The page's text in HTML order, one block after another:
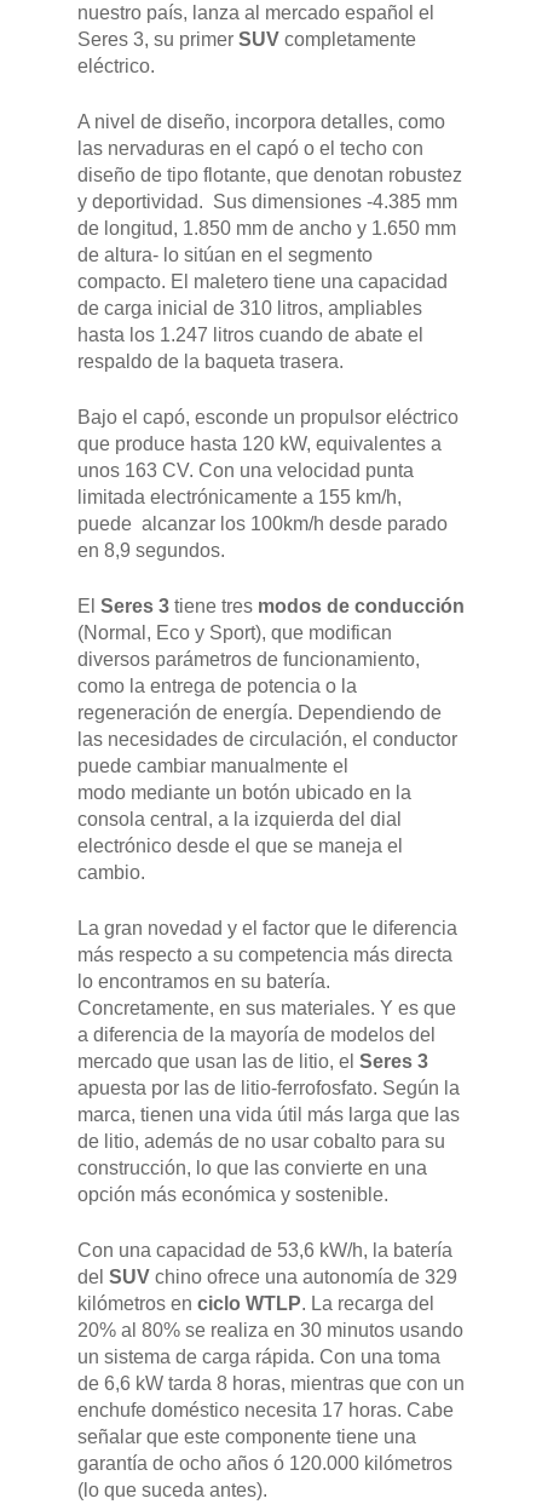
nuestro país, lanza al mercado español el
Seres 3, su primer SUV completamente
eléctrico.
A nivel de diseño, incorpora detalles, como
las nervaduras en el capó o el techo con
diseño de tipo flotante, que denotan robustez
y deportividad. Sus dimensiones -4.385 mm
de longitud, 1.850 mm de ancho y 1.650 mm
de altura- lo sitúan en el segmento
compacto. El maletero tiene una capacidad
de carga inicial de 310 litros, ampliables
hasta los 1.247 litros cuando de abate el
respaldo de la baqueta trasera.
Bajo el capó, esconde un propulsor eléctrico
que produce hasta 120 kW, equivalentes a
unos 163 CV. Con una velocidad punta
limitada electrónicamente a 155 km/h,
puede alcanzar los 100km/h desde parado
en 8,9 segundos.
El Seres 3 tiene tres modos de conducción
(Normal, Eco y Sport), que modifican
diversos parámetros de funcionamiento,
como la entrega de potencia o la
regeneración de energía. Dependiendo de
las necesidades de circulación, el conductor
puede cambiar manualmente el
modo mediante un botón ubicado en la
consola central, a la izquierda del dial
electrónico desde el que se maneja el
cambio.
La gran novedad y el factor que le diferencia
más respecto a su competencia más directa
lo encontramos en su batería.
Concretamente, en sus materiales. Y es que
a diferencia de la mayoría de modelos del
mercado que usan las de litio, el Seres 3
apuesta por las de litio-ferrofosfato. Según la
marca, tienen una vida útil más larga que las
de litio, además de no usar cobalto para su
construcción, lo que las convierte en una
opción más económica y sostenible.
Con una capacidad de 53,6 kW/h, la batería
del SUV chino ofrece una autonomía de 329
kilómetros en ciclo WTLP. La recarga del
20% al 80% se realiza en 30 minutos usando
un sistema de carga rápida. Con una toma
de 6,6 kW tarda 8 horas, mientras que con un
enchufe doméstico necesita 17 horas. Cabe
señalar que este componente tiene una
garantía de ocho años ó 120.000 kilómetros
(lo que suceda antes).
GAMA
DFSK 500
DFSK E5
DFSK 600
SOBRE DFSK
RENTING